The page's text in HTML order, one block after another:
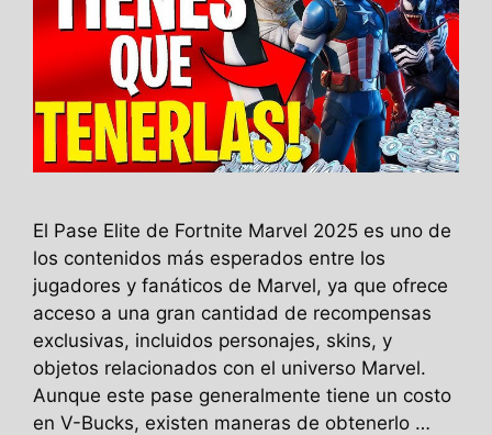
El Pase Elite de Fortnite Marvel 2025 es uno de
los contenidos más esperados entre los
jugadores y fanáticos de Marvel, ya que ofrece
acceso a una gran cantidad de recompensas
exclusivas, incluidos personajes, skins, y
objetos relacionados con el universo Marvel.
Aunque este pase generalmente tiene un costo
en V-Bucks, existen maneras de obtenerlo …